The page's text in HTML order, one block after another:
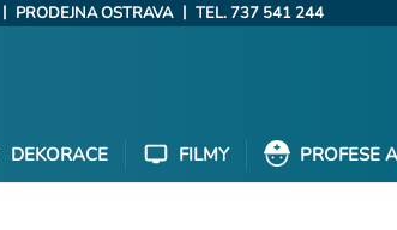
| PRODEJNA OSTRAVA | TEL. 737 541 244
DEKORACE FILMY PROFESE